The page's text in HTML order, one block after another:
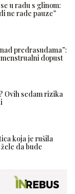
u radu s glinom:
ne rade pauze”
predrasudama”:
dopust
Ovih sedam rizika
koja je rušila
da bude